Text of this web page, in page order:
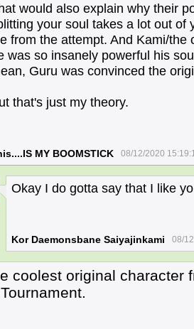
would also explain why their
your soul takes a lot out of
from the attempt. And Kami/
was so insanely powerful his
Guru was convinced the
that's just my theory.
MY BOOMSTICK 08/12/2020
Okay I do gotta say that I like
Kor Daemonsbane Saiyajinkami 08/
coolest original character